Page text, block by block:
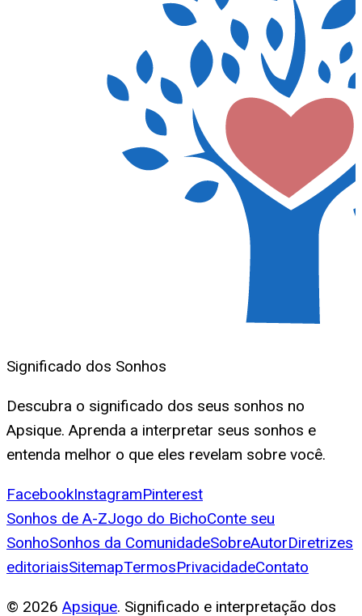
Significado dos Sonhos
Descubra o significado dos seus sonhos no
Apsique. Aprenda a interpretar seus sonhos e
entenda melhor o que eles revelam sobre você.
FacebookInstagramPinterest
Sonhos de A-ZJogo do BichoConte seu
SonhoSonhos da ComunidadeSobreAutorDiretrizes
editoriaisSitemapTermosPrivacidadeContato
© 2026 Apsique. Significado e interpretação dos